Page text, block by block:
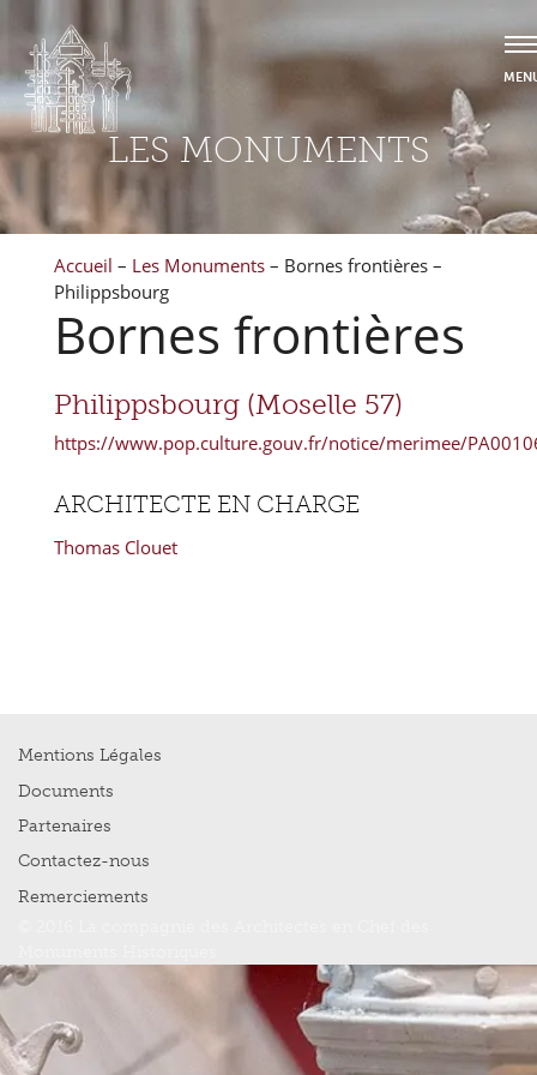
LES MONUMENTS
Accueil – Les Monuments – Bornes frontières –
Philippsbourg
Bornes frontières
Philippsbourg (Moselle 57)
https://www.pop.culture.gouv.fr/notice/merimee/
ARCHITECTE EN CHARGE
Thomas Clouet
Mentions Légales
Documents
Partenaires
Contactez-nous
Remerciements